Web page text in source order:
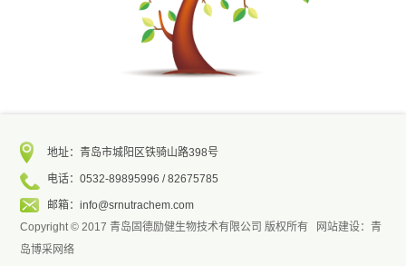
地址：青岛市城阳区铁骑山路398号
电话：0532-89895996 / 82675785
邮箱：info@srnutrachem.com
Copyright © 2017 青岛固德励健生物技术有限公司 版权所有 网站建设：青
岛博采网络